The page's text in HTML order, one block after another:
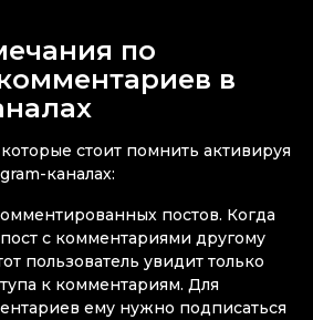
по
в
стоит помнить активируя
каналах:
постов. Когда
с комментариями другому
пользователь увидит только
к комментариям. Для
ему нужно подписаться